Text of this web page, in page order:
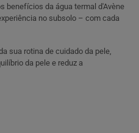
benefícios da água termal d'Avène
no subsolo – com cada
sua rotina de cuidado da pele,
da pele e reduz a